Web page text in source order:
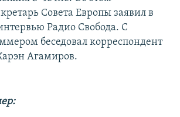
Совета Европы заявил в
Радио Свобода. С
беседовал корреспондент
Агамиров.